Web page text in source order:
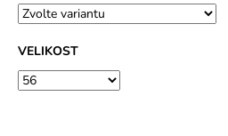
VELIKOST